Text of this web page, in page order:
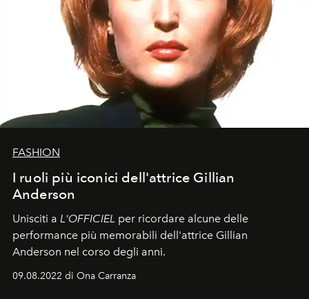
FASHION
I ruoli più iconici dell'attrice Gillian
Anderson
Unisciti a L'OFFICIEL per ricordare alcune delle
performance più memorabili dell'attrice Gillian
Anderson nel corso degli anni.
09.08.2022 di Ona Carranza